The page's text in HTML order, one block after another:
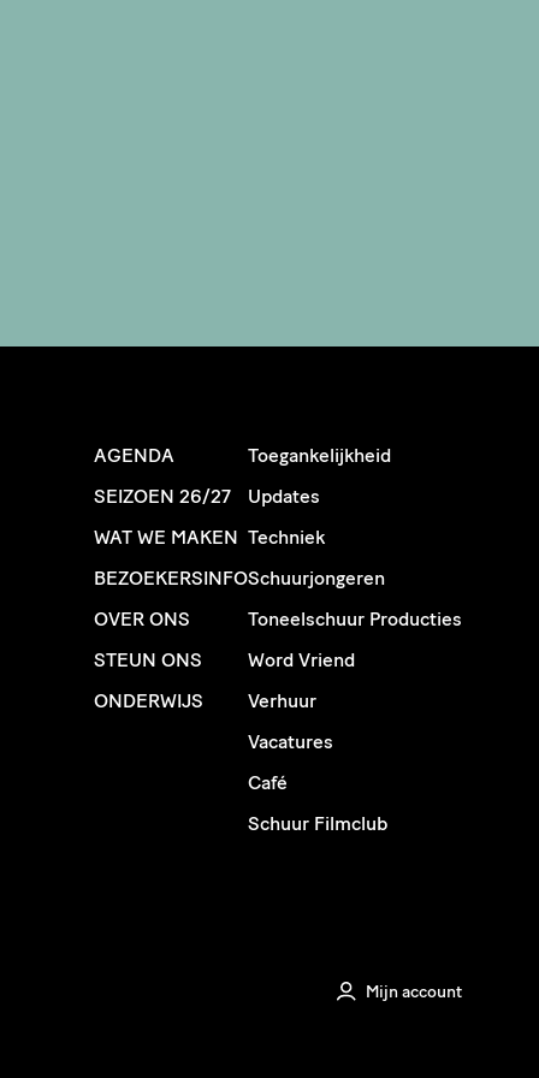
AGENDA
SEIZOEN 26/27
WAT WE MAKEN
BEZOEKERSINFO
OVER ONS
STEUN ONS
ONDERWIJS
Toegankelijkheid
Updates
Techniek
Schuurjongeren
Toneelschuur Producties
Word Vriend
Verhuur
Vacatures
Café
Schuur Filmclub
Mijn account